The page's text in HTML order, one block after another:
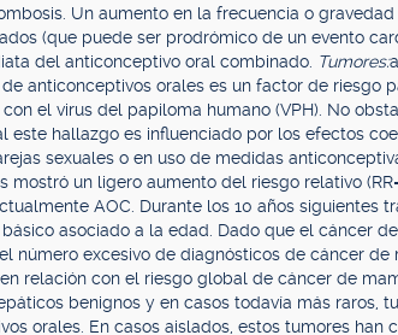
Un aumento en la frecuencia o
(que puede ser prodrómico de un evento
del anticonceptivo oral combinado. Tumores:
anticonceptivos orales es un factor de riesgo
el virus del papiloma humano (VPH). No
este hallazgo es influenciado por los efectos
sexuales o en uso de medidas
un ligero aumento del riesgo relativo
AOC. Durante los 10 años siguientes
asociado a la edad. Dado que el cáncer
número excesivo de diagnósticos de cáncer de
relación con el riesgo global de cáncer de
benignos y en casos todavía más raros,
orales. En casos aislados, estos tumores han